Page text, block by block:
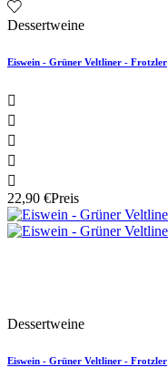
Dessertweine
Eiswein - Grüner Veltliner - Frotzler





22,90 €Preis
Dessertweine
Eiswein - Grüner Veltliner - Frotzler